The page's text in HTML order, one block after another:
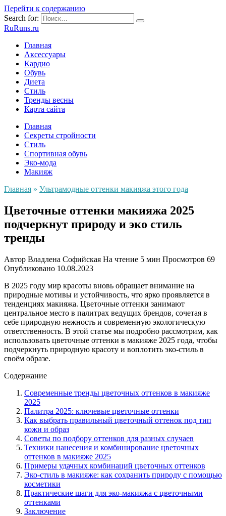
Перейти к содержанию
Search for:
RuRuns.ru
Главная
Аксессуары
Кардио
Обувь
Диета
Стиль
Тренды весны
Карта сайта
Главная
Секреты стройности
Стиль
Спортивная обувь
Эко-мода
Макияж
Главная » Ультрамодные оттенки макияжа этого года
Цветочные оттенки макияжа 2025
подчеркнут природу и эко стиль
тренды
Автор Владлена Софийская На чтение 5 мин Просмотров 69
Опубликовано 10.08.2023
В 2025 году мир красоты вновь обращает внимание на
природные мотивы и устойчивость, что ярко проявляется в
тенденциях макияжа. Цветочные оттенки занимают
центральное место в палитрах ведущих брендов, сочетая в
себе природную нежность и современную экологическую
ответственность. В этой статье мы подробно рассмотрим, как
использовать цветочные оттенки в макияже 2025 года, чтобы
подчеркнуть природную красоту и воплотить эко-стиль в
своём образе.
Содержание
Современные тренды цветочных оттенков в макияже
2025
Палитра 2025: ключевые цветочные оттенки
Как выбрать правильный цветочный оттенок под тип
кожи и образ
Советы по подбору оттенков для разных случаев
Техники нанесения и комбинирование цветочных
оттенков в макияже 2025
Примеры удачных комбинаций цветочных оттенков
Эко-стиль в макияже: как сохранить природу с помощью
косметики
Практические шаги для эко-макияжа с цветочными
оттенками
Заключение